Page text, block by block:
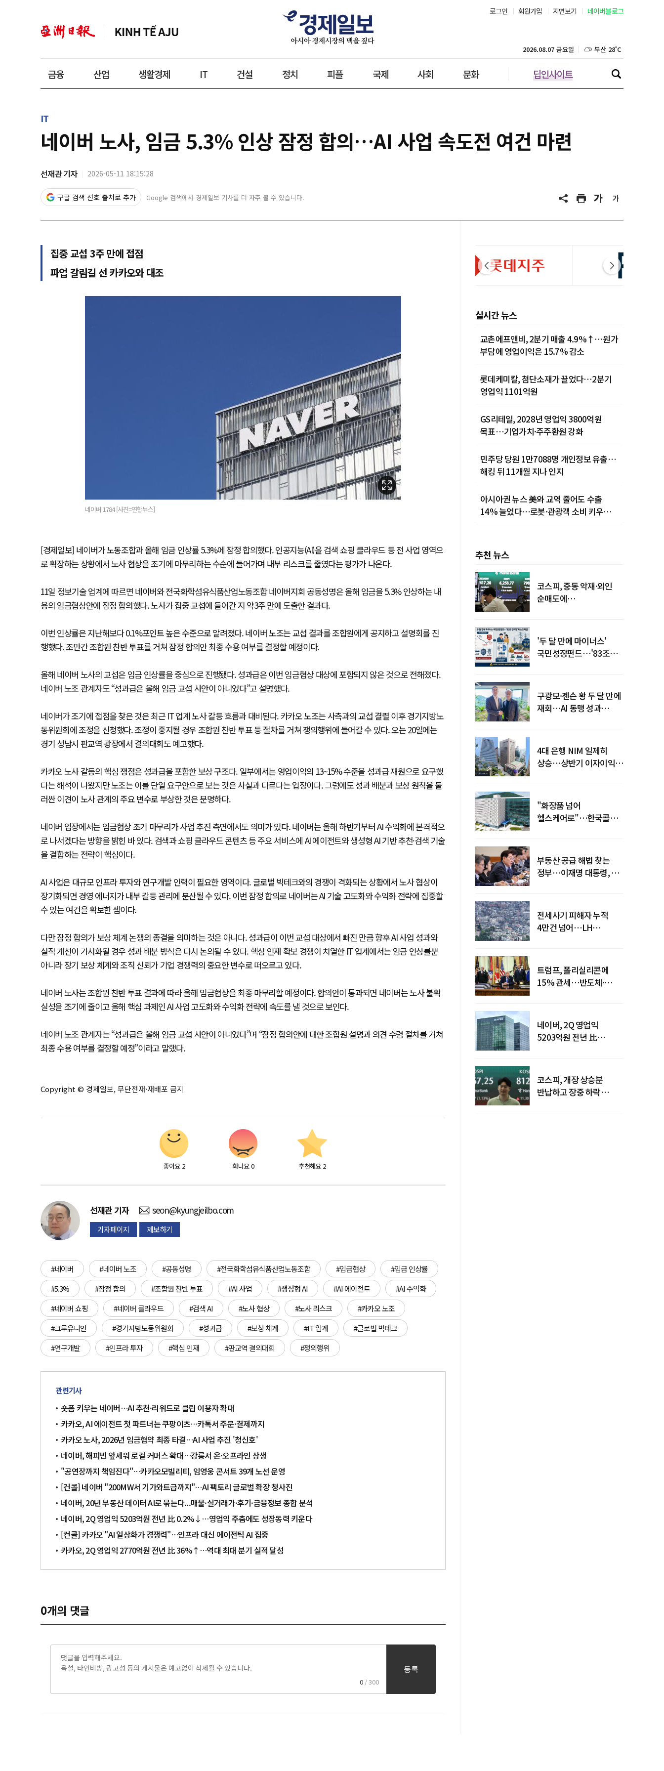
로그인 회원가입 지면보기 네이버블로그
금융 산업 생활경제 IT 건설 정치 피플 국제 사회 문화 딥인사이트
2026.08.07 금요일 대구 27˚C
인천 29˚C
제주 29˚C
IT
네이버 노사, 임금 5.3% 인상 잠정 합의…AI 사업 속도전 여건 마련
선재관 기자 2026-05-11 18:15:28
구글 검색 선호 출처로 추가 Google 검색에서 경제일보 기사를 더 자주 볼 수 있습니다.
집중 교섭 3주 만에 접점
파업 갈림길 선 카카오와 대조
네이버 1784 [사진=연합뉴스]
[경제일보] 네이버가 노동조합과 올해 임금 인상률 5.3%에 잠정 합의했다. 인공지능(AI)을 검색 쇼핑 클라우드 등 전 사업 영역으
로 확장하는 상황에서 노사 협상을 조기에 마무리하는 수순에 들어가며 내부 리스크를 줄였다는 평가가 나온다.
11일 정보기술 업계에 따르면 네이버와 전국화학섬유식품산업노동조합 네이버지회 공동성명은 올해 임금을 5.3% 인상하는 내
용의 임금협상안에 잠정 합의했다. 노사가 집중 교섭에 들어간 지 약3주 만에 도출한 결과다.
이번 인상률은 지난해보다 0.1%포인트 높은 수준으로 알려졌다. 네이버 노조는 교섭 결과를 조합원에게 공지하고 설명회를 진
행했다. 조만간 조합원 찬반 투표를 거쳐 잠정 합의안 최종 수용 여부를 결정할 예정이다.
올해 네이버 노사의 교섭은 임금 인상률을 중심으로 진행됐다. 성과급은 이번 임금협상 대상에 포함되지 않은 것으로 전해졌다.
네이버 노조 관계자도 “성과급은 올해 임금 교섭 사안이 아니었다”고 설명했다.
네이버가 조기에 접점을 찾은 것은 최근 IT 업계 노사 갈등 흐름과 대비된다. 카카오 노조는 사측과의 교섭 결렬 이후 경기지방노
동위원회에 조정을 신청했다. 조정이 중지될 경우 조합원 찬반 투표 등 절차를 거쳐 쟁의행위에 들어갈 수 있다. 오는 20일에는
경기 성남시 판교역 광장에서 결의대회도 예고했다.
카카오 노사 갈등의 핵심 쟁점은 성과급을 포함한 보상 구조다. 일부에서는 영업이익의 13~15% 수준을 성과급 재원으로 요구했
다는 해석이 나왔지만 노조는 이를 단일 요구안으로 보는 것은 사실과 다르다는 입장이다. 그럼에도 성과 배분과 보상 원칙을 둘
러싼 이견이 노사 관계의 주요 변수로 부상한 것은 분명하다.
네이버 입장에서는 임금협상 조기 마무리가 사업 추진 측면에서도 의미가 있다. 네이버는 올해 하반기부터 AI 수익화에 본격적으
로 나서겠다는 방향을 밝힌 바 있다. 검색과 쇼핑 클라우드 콘텐츠 등 주요 서비스에 AI 에이전트와 생성형 AI 기반 추천·검색 기술
을 결합하는 전략이 핵심이다.
AI 사업은 대규모 인프라 투자와 연구개발 인력이 필요한 영역이다. 글로벌 빅테크와의 경쟁이 격화되는 상황에서 노사 협상이
장기화되면 경영 에너지가 내부 갈등 관리에 분산될 수 있다. 이번 잠정 합의로 네이버는 AI 기술 고도화와 수익화 전략에 집중할
수 있는 여건을 확보한 셈이다.
다만 잠정 합의가 보상 체계 논쟁의 종결을 의미하는 것은 아니다. 성과급이 이번 교섭 대상에서 빠진 만큼 향후 AI 사업 성과와
실적 개선이 가시화될 경우 성과 배분 방식은 다시 논의될 수 있다. 핵심 인재 확보 경쟁이 치열한 IT 업계에서는 임금 인상률뿐
아니라 장기 보상 체계와 조직 신뢰가 기업 경쟁력의 중요한 변수로 떠오르고 있다.
네이버 노사는 조합원 찬반 투표 결과에 따라 올해 임금협상을 최종 마무리할 예정이다. 합의안이 통과되면 네이버는 노사 불확
실성을 조기에 줄이고 올해 핵심 과제인 AI 사업 고도화와 수익화 전략에 속도를 낼 것으로 보인다.
네이버 노조 관계자는 “성과급은 올해 임금 교섭 사안이 아니었다”며 “잠정 합의안에 대한 조합원 설명과 의견 수렴 절차를 거쳐
최종 수용 여부를 결정할 예정”이라고 말했다.
Copyright © 경제일보, 무단전재·재배포 금지
좋아요 2 화나요 0 추천해요 2
선재관 기자 seon@kyungjeilbo.com
기자페이지 제보하기
#네이버 #네이버 노조 #공동성명 #전국화학섬유식품산업노동조합 #임금협상
#임금 인상률
#5.3%
#잠정 합의 #조합원 찬반 투표 #AI 사업 #생성형 AI #AI 에이전트
#AI 수익화
#네이버 쇼핑
#네이버 클라우드 #검색 AI #노사 협상 #노사 리스크
#카카오 노조
#크루유니언
#경기지방노동위원회 #성과급 #보상 체계 #IT 업계
#글로벌 빅테크
#연구개발
#인프라 투자 #핵심 인재 #판교역 결의대회 #쟁의행위
관련기사
숏폼 키우는 네이버…AI 추천·리워드로 클립 이용자 확대
카카오, AI 에이전트 첫 파트너는 쿠팡이츠…카톡서 주문·결제까지
카카오 노사, 2026년 임금협약 최종 타결…AI 사업 추진 '청신호'
네이버, 해피빈 앞세워 로컬 커머스 확대…강릉서 온·오프라인 상생
"공연장까지 책임진다"…카카오모빌리티, 임영웅 콘서트 39개 노선 운영
[컨콜] 네이버 "200MW서 기가와트급까지"…AI 팩토리 글로벌 확장 청사진
네이버, 20년 부동산 데이터 AI로 묶는다...매물·실거래가·후기·금융정보 종합 분석
네이버, 2Q 영업익 5203억원 전년 比 0.2%↓…영업익 주춤에도 성장동력 키운다
[컨콜] 카카오 "AI 일상화가 경쟁력"…인프라 대신 에이전틱 AI 집중
카카오, 2Q 영업익 2770억원 전년 比 36%↑…역대 최대 분기 실적 달성
0개의 댓글
0 / 300
등록
실시간 뉴스
교촌에프앤비, 2분기 매출 4.9%↑…원가
부담에 영업이익은 15.7% 감소
롯데케미칼, 첨단소재가 끌었다…2분기
영업익 1101억원
GS리테일, 2028년 영업익 3800억원
목표…기업가치·주주환원 강화
민주당 당원 1만7088명 개인정보 유출…
해킹 뒤 11개월 지나 인지
아시아권 뉴스 美와 교역 줄어도 수출
14% 늘었다…로봇·관광객 소비 키우는
추천 뉴스
코스피, 중동 악재·외인
순매도에
'두 달 만에 마이너스'
국민성장펀드…'83조
구광모·젠슨 황 두 달 만에
재회…AI 동맹 성과
4대 은행 NIM 일제히
상승…상반기 이자이익
"화장품 넘어
헬스케어로"…한국콜마,
부동산 공급 해법 찾는
정부…이재명 대통령, 2차
전세사기 피해자 누적
4만건 넘어…LH
트럼프, 폴리실리콘에
15% 관세…반도체·
네이버, 2Q 영업익
5203억원 전년 比
코스피, 개장 상승분
반납하고 장중 하락